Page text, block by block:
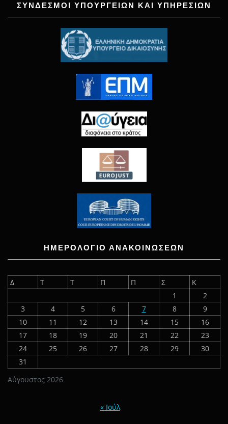
ΣΥΝΔΕΣΜΟΙ ΥΠΟΥΡΓΕΙΩΝ ΚΑΙ ΥΠΗΡΕΣΙΩΝ
ΗΜΕΡΟΛΟΓΙΟ ΑΝΑΚΟΙΝΩΣΕΩΝ
Αύγουστος 2026
Δ Τ Τ Π Π Σ
Κ
1
2
3
4 5 6 7 8
9
10
11 12 13 14 15
16
17
18 19 20 21 22
23
24
25 26 27 28 29
30
31
« Ιούλ